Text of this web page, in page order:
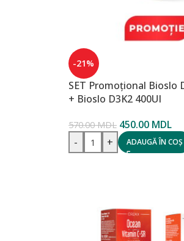
-21%
SET Promoțional Bioslo
+ Bioslo D3K2 400UI
570.00MDL 450.00 MDL
- + ADAUGĂ ÎN COȘ